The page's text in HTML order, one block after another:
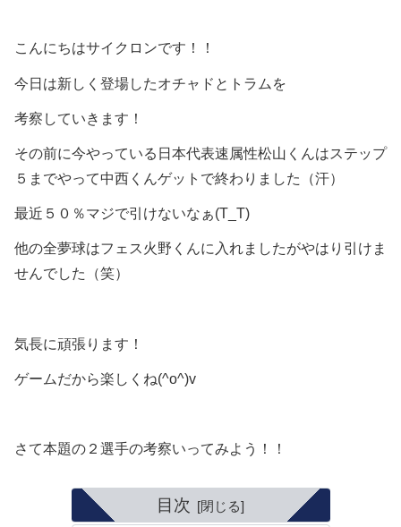
こんにちはサイクロンです！！
今日は新しく登場したオチャドとトラムを
考察していきます！
その前に今やっている日本代表速属性松山くんはステップ
５までやって中西くんゲットで終わりました（汗）
最近５０％マジで引けないなぁ(T_T)
他の全夢球はフェス火野くんに入れましたがやはり引けま
せんでした（笑）
気長に頑張ります！
ゲームだから楽しくね(^o^)v
さて本題の２選手の考察いってみよう！！
目次